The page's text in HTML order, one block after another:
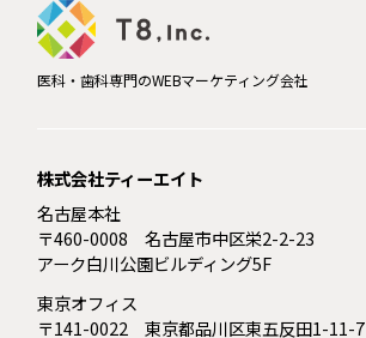
医科・歯科専門のWEBマーケティング会社
株式会社ティーエイト
名古屋本社
〒460-0008 名古屋市中区栄2-2-23
アーク白川公園ビルディング5F
東京オフィス
〒141-0022 東京都品川区東五反田1-11-7